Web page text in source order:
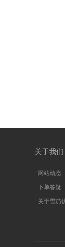
关于我们
· 网站动态
· 下单答疑
· 关于雪茄